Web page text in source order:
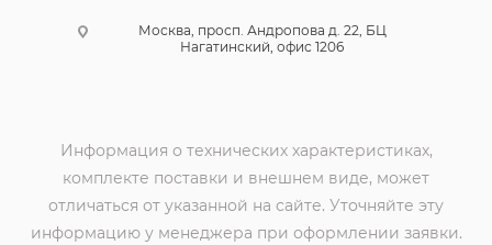
Москва, просп. Андропова д. 22, БЦ
Нагатинский, офис 1206
Информация о технических характеристиках,
комплекте поставки и внешнем виде, может
отличаться от указанной на сайте. Уточняйте эту
информацию у менеджера при оформлении заявки.